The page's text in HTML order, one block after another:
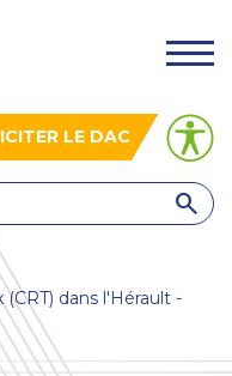
LE DAC
.
dans l'Hérault -